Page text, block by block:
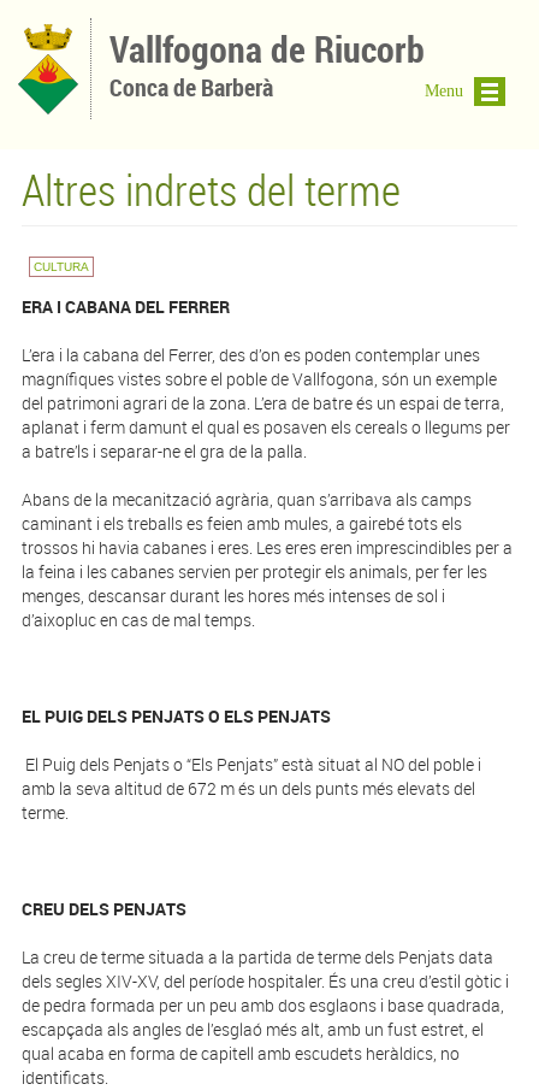
Vallfogona de Riucorb
Conca de Barberà
Altres indrets del terme
CULTURA
ERA I CABANA DEL FERRER
L’era i la cabana del Ferrer, des d’on es poden contemplar unes
magnífiques vistes sobre el poble de Vallfogona, són un exemple
del patrimoni agrari de la zona. L’era de batre és un espai de terra,
aplanat i ferm damunt el qual es posaven els cereals o llegums per
a batre’ls i separar-ne el gra de la palla.
Abans de la mecanització agrària, quan s’arribava als camps
caminant i els treballs es feien amb mules, a gairebé tots els
trossos hi havia cabanes i eres. Les eres eren imprescindibles per a
la feina i les cabanes servien per protegir els animals, per fer les
menges, descansar durant les hores més intenses de sol i
d’aixopluc en cas de mal temps.
EL PUIG DELS PENJATS O ELS PENJATS
El Puig dels Penjats o “Els Penjats” està situat al NO del poble i
amb la seva altitud de 672 m és un dels punts més elevats del
terme.
CREU DELS PENJATS
La creu de terme situada a la partida de terme dels Penjats data
dels segles XIV-XV, del període hospitaler. És una creu d’estil gòtic i
de pedra formada per un peu amb dos esglaons i base quadrada,
escapçada als angles de l’esglaó més alt, amb un fust estret, el
qual acaba en forma de capitell amb escudets heràldics, no
identificats.
Menu